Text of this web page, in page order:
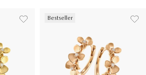
Bestseller